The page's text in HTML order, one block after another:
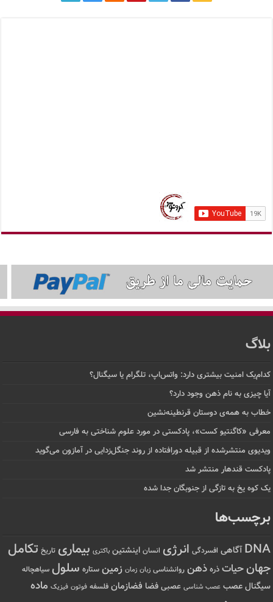
بلاگ
کدام‌یک امنیت بیشتری دارد: واتس‌اپ، تلگرام یا سیگنال؟
آیا چیزی به نام ذهن وجود دارد؟
خطاب به همه‌ی دوستان قرنطینه‌نشین
معرفی «کاگنتیو کست»، پادکستی در مورد علوم شناختی به فارسی
ویدیوی منتشرشده از قبیله دورافتاده‌ از روند جنگل‌زدایی در آمازون می‌گوید
پادکست قندهار منتشر شد
یک کوه یخ به تازگی از جنوبگان جدا شده
برچسب‌ها
DNA آگاهی افسردگی انرژی انسان اینشتین باکتری بیماری تاریخ تکامل
جهانحیات ذره ذهن روانشناسی زبان زمان زمین ستاره سلول سیاهچاله
سیگنال عصب عصب شناسی عصبی فضا فضازمان فلسفه فوتون فیزیک ماده